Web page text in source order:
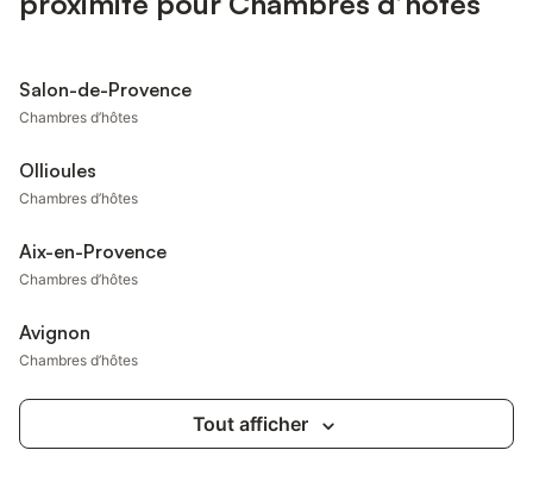
Salon-de-Provence
Chambres d’hôtes
Ollioules
Chambres d’hôtes
Aix-en-Provence
Chambres d’hôtes
Avignon
Chambres d’hôtes
Tout afficher